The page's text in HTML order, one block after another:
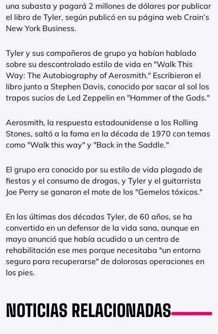
una subasta y pagará 2 millones de dólares por publicar
el libro de Tyler, según publicó en su página web Crain’s
New York Business.
Tyler y sus compañeros de grupo ya habían hablado
sobre su descontrolado estilo de vida en "Walk This
Way: The Autobiography of Aerosmith." Escribieron el
libro junto a Stephen Davis, conocido por sacar al sol los
trapos sucios de Led Zeppelin en "Hammer of the Gods."
Aerosmith, la respuesta estadounidense a los Rolling
Stones, saltó a la fama en la década de 1970 con temas
como "Walk this way" y "Back in the Saddle."
El grupo era conocido por su estilo de vida plagado de
fiestas y el consumo de drogas, y Tyler y el guitarrista
Joe Perry se ganaron el mote de los "Gemelos tóxicos."
En las últimas dos décadas Tyler, de 60 años, se ha
convertido en un defensor de la vida sana, aunque en
mayo anunció que había acudido a un centro de
rehabilitación ese mes porque necesitaba "un entorno
seguro para recuperarse" de dolorosas operaciones en
los pies.
NOTICIAS RELACIONADAS